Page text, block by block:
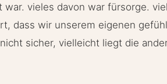
vieles davon war fürsorge.
dass wir unserem eigenen
sicher, vielleicht liegt die